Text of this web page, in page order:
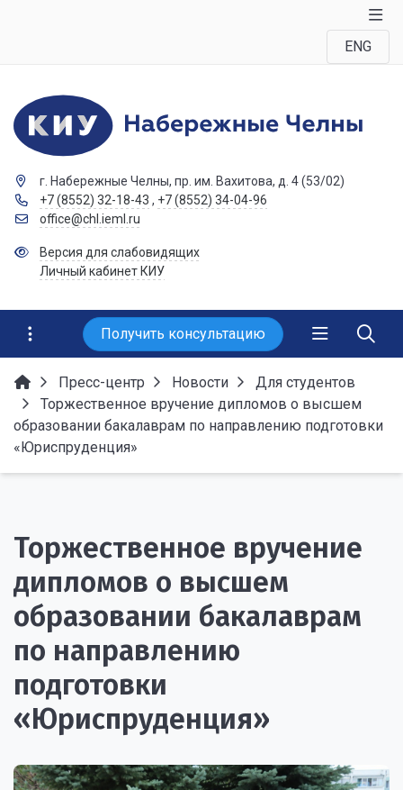
ENG
г. Набережные Челны, пр. им. Вахитова, д. 4 (53/02)
+7 (8552) 32-18-43 , +7 (8552) 34-04-96
office@chl.ieml.ru
Версия для слабовидящих
Личный кабинет КИУ
Получить консультацию
Пресс-центр Новости
Для студентов
Торжественное вручение дипломов о высшем
образовании бакалаврам по направлению подготовки
«Юриспруденция»
Торжественное вручение
дипломов о высшем
образовании бакалаврам
по направлению
подготовки
«Юриспруденция»